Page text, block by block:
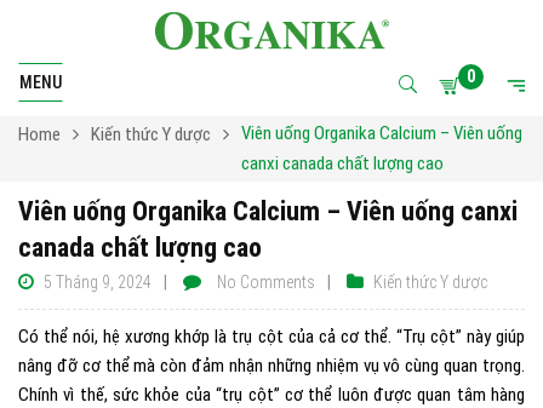
MENU 0
Home Kiến thức Y dược
Viên uống Organika Calcium – Viên uống
canxi canada chất lượng cao
Viên uống Organika Calcium – Viên uống canxi
canada chất lượng cao
5 Tháng 9, 2024 Kiến thức Y dược
No Comments
Có thể nói, hệ xương khớp là trụ cột của cả cơ thể. “Trụ cột” này giúp
nâng đỡ cơ thể mà còn đảm nhận những nhiệm vụ vô cùng quan trọng.
Chính vì thế, sức khỏe của “trụ cột” cơ thể luôn được quan tâm hàng